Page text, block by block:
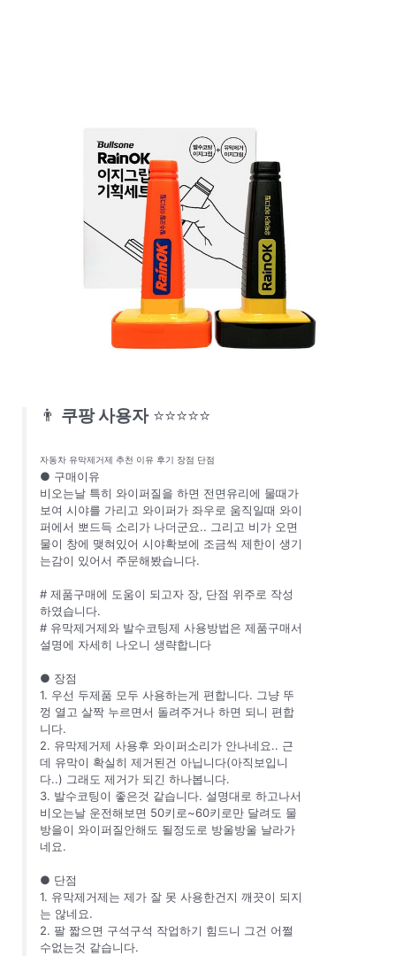
👨 쿠팡 사용자 ⭐⭐⭐⭐⭐
자동차 유막제거제 추천 이유 후기 장점 단점
● 구매이유
비오는날 특히 와이퍼질을 하면 전면유리에 물때가
보여 시야를 가리고 와이퍼가 좌우로 움직일때 와이
퍼에서 뽀드득 소리가 나더군요.. 그리고 비가 오면
물이 창에 맺혀있어 시야확보에 조금씩 제한이 생기
는감이 있어서 주문해봤습니다.
# 제품구매에 도움이 되고자 장, 단점 위주로 작성
하였습니다.
# 유막제거제와 발수코팅제 사용방법은 제품구매서
설명에 자세히 나오니 생략합니다
● 장점
1. 우선 두제품 모두 사용하는게 편합니다. 그냥 뚜
껑 열고 살짝 누르면서 돌려주거나 하면 되니 편합
니다.
2. 유막제거제 사용후 와이퍼소리가 안나네요.. 근
데 유막이 확실히 제거된건 아닙니다(아직보입니
다..) 그래도 제거가 되긴 하나봅니다.
3. 발수코팅이 좋은것 같습니다. 설명대로 하고나서
비오는날 운전해보면 50키로~60키로만 달려도 물
방을이 와이퍼질안해도 될정도로 방울방울 날라가
네요.
● 단점
1. 유막제거제는 제가 잘 못 사용한건지 깨끗이 되지
는 않네요.
2. 팔 짧으면 구석구석 작업하기 힘드니 그건 어쩔
수없는것 같습니다.